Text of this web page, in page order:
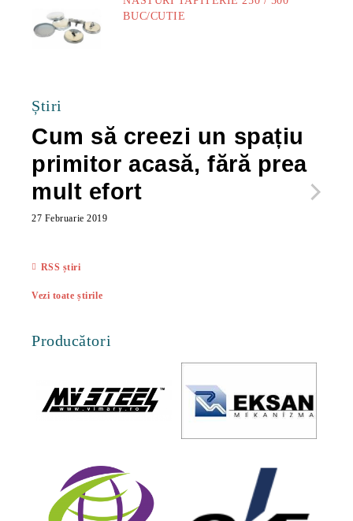
BUC/CUTIE
Știri
Cum să creezi un spațiu
primitor acasă, fără prea
mult efort
27 Februarie 2019
RSS știri
Vezi toate știrile
Producători